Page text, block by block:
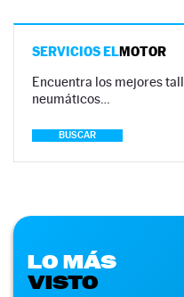
SERVICIOS ELMOTOR
Encuentra los mejores
neumáticos…
BUSCAR
LO MÁS
VISTO